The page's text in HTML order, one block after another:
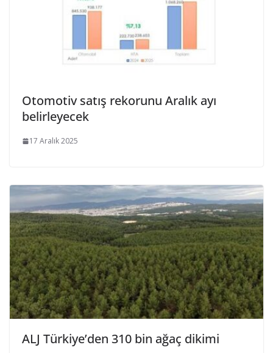
Otomotiv satış rekorunu Aralık ayı
belirleyecek
17 Aralık 2025
ALJ Türkiye’den 310 bin ağaç dikimi